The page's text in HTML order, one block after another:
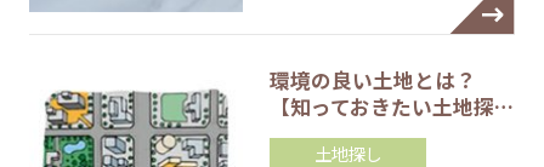
環境の良い土地とは？
【知っておきたい土地探…
土地探し